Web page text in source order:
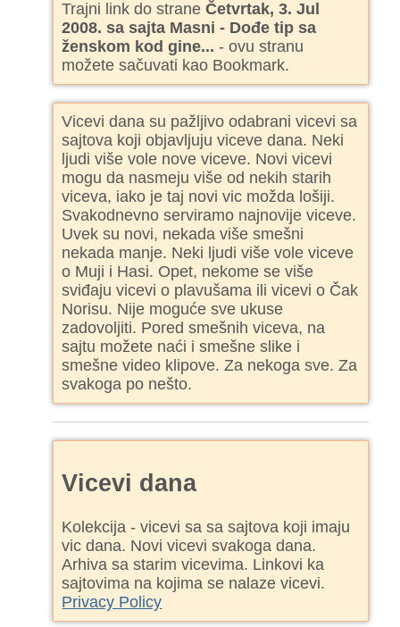
Trajni link do straneČetvrtak, 3. Jul
2008. sa sajta Masni - Dođe tip sa
ženskom kod gine... - ovu stranu
možete sačuvati kao Bookmark.
Vicevi dana su pažljivo odabrani vicevi sa
sajtova koji objavljuju viceve dana. Neki
ljudi više vole nove viceve. Novi vicevi
mogu da nasmeju više od nekih starih
viceva, iako je taj novi vic možda lošiji.
Svakodnevno serviramo najnovije viceve.
Uvek su novi, nekada više smešni
nekada manje. Neki ljudi više vole viceve
o Muji i Hasi. Opet, nekome se više
sviđaju vicevi o plavušama ili vicevi o Čak
Norisu. Nije moguće sve ukuse
zadovoljiti. Pored smešnih viceva, na
sajtu možete naći i smešne slike i
smešne video klipove. Za nekoga sve. Za
svakoga po nešto.
Vicevi dana
Kolekcija - vicevi sa sa sajtova koji imaju
vic dana. Novi vicevi svakoga dana.
Arhiva sa starim vicevima. Linkovi ka
sajtovima na kojima se nalaze vicevi.
Privacy Policy